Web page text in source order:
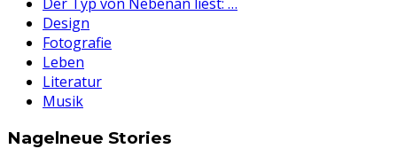
Design
Fotografie
Leben
Literatur
Musik
Nagelneue Stories